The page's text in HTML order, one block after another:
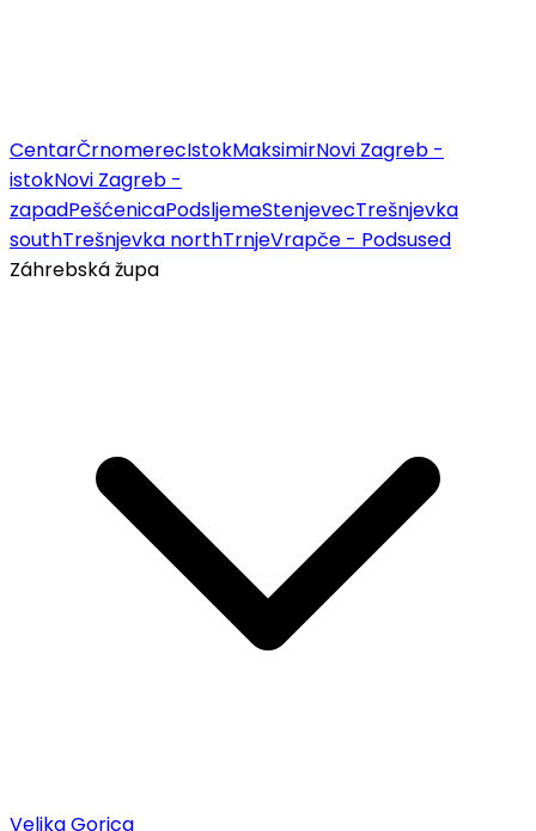
CentarČrnomerecIstokMaksimirNovi Zagreb -
istokNovi Zagreb -
zapadPešćenicaPodsljemeStenjevecTrešnjevka
southTrešnjevka northTrnjeVrapče - Podsused
Záhrebská župa
Velika Gorica